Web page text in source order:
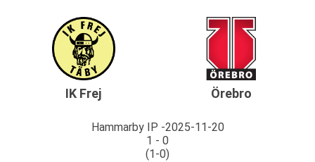
IK Frej
Hammarby IP 2025-11-20
1 - 0
(1-0)
Örebro